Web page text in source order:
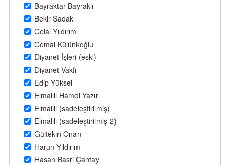
Bayraktar Bayraklı
Bekir Sadak
Celal Yıldırım
Cemal Külünkoğlu
Diyanet İşleri (eski)
Diyanet Vakfi
Edip Yüksel
Elmalılı Hamdi Yazır
Elmalılı (sadeleştirilmiş)
Elmalılı (sadeleştirilmiş-2)
Gültekin Onan
Harun Yıldırım
Hasan Basri Çantay